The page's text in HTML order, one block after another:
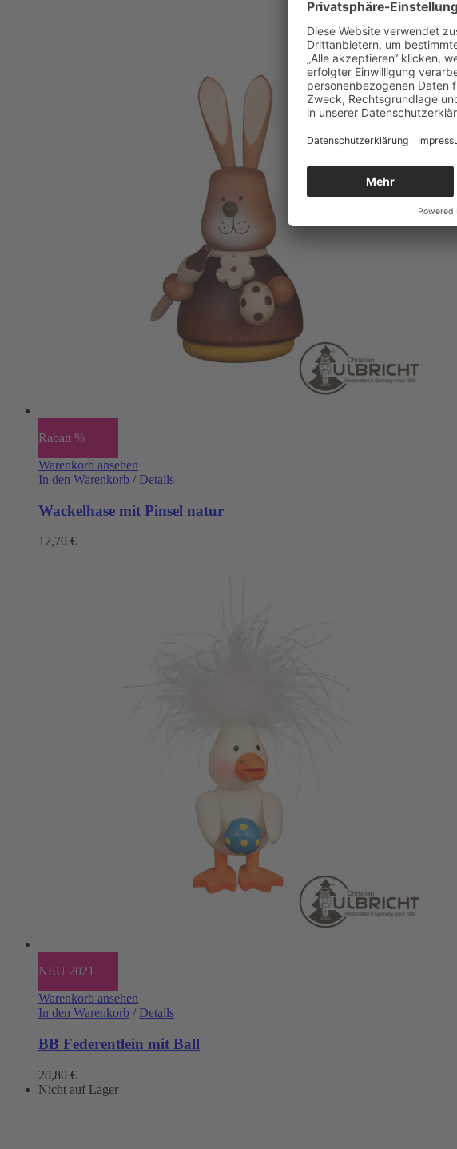
Rabatt %
Warenkorb ansehen
In den Warenkorb / Details
Wackelhase mit Pinsel natur
17,70 €
NEU 2021
Warenkorb ansehen
In den Warenkorb / Details
BB Federentlein mit Ball
20,80 €
Nicht auf Lager